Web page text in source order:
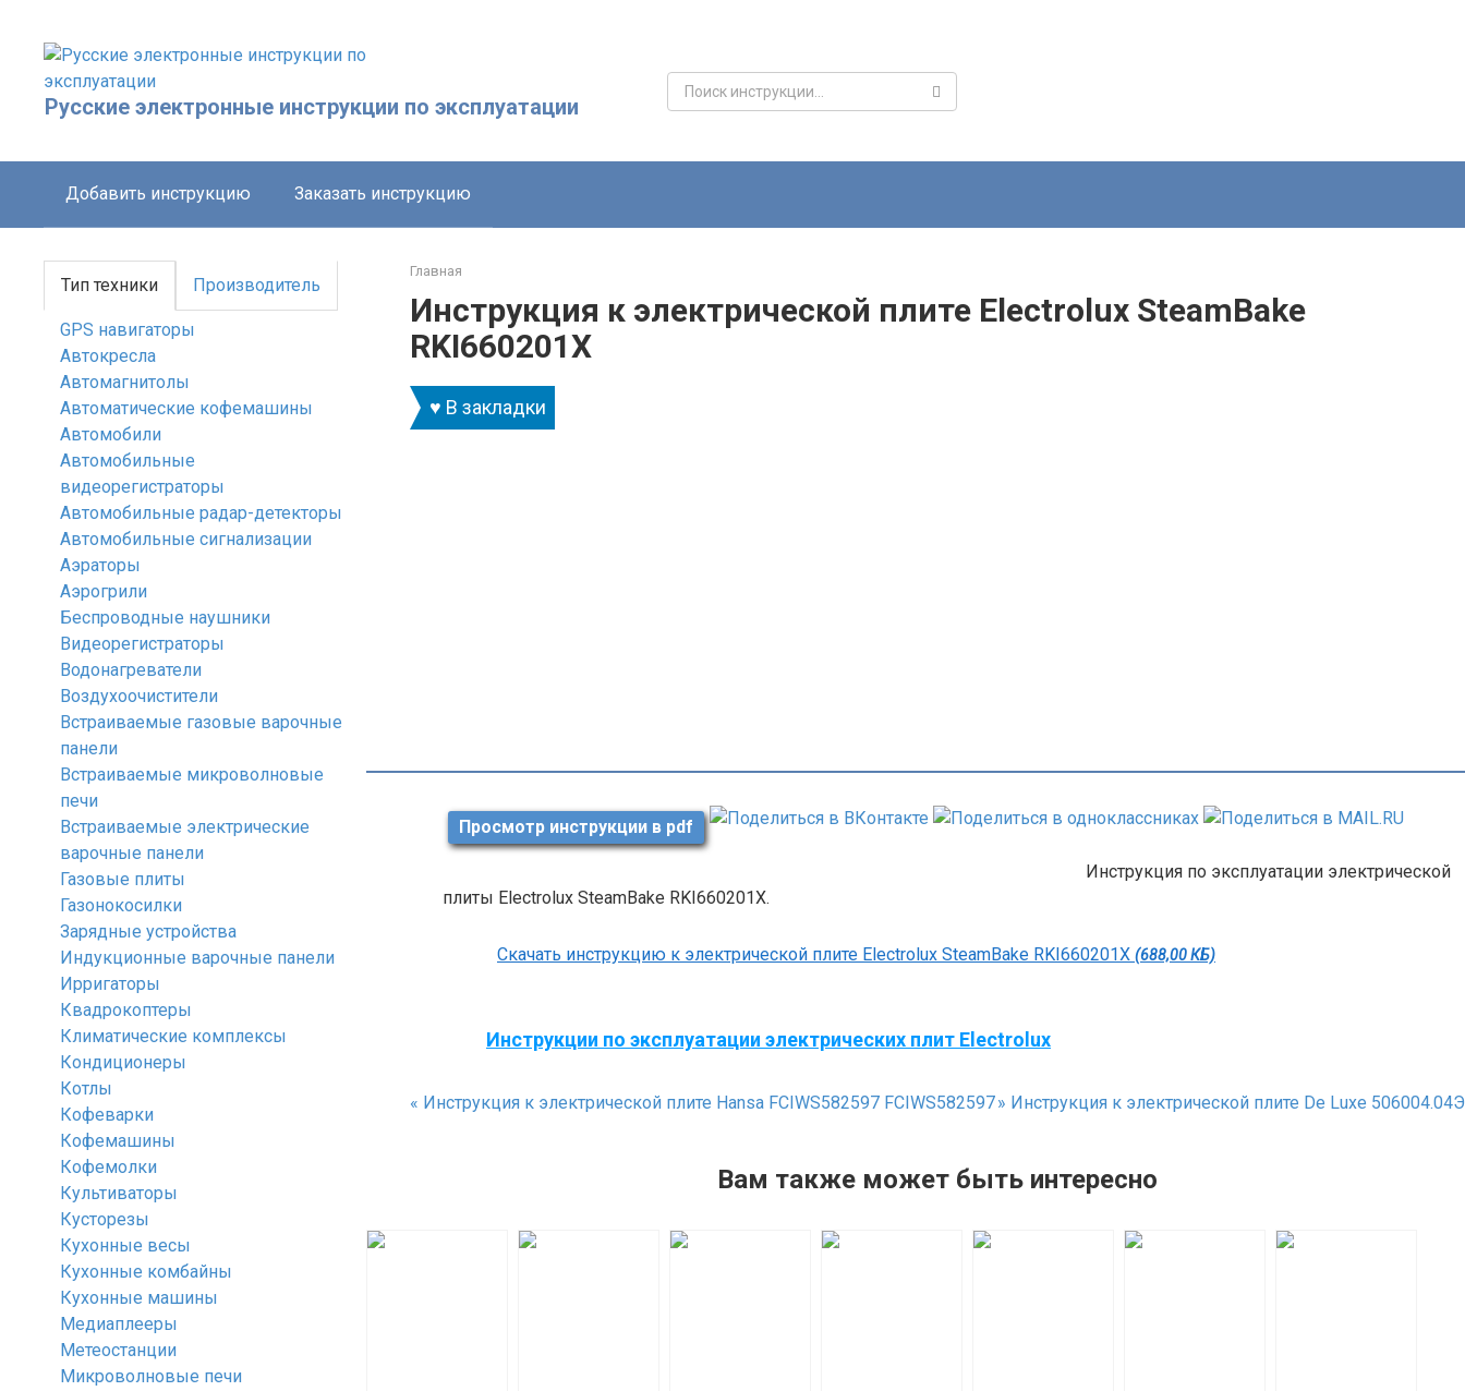
контенту
Русские электронные инструкции по эксплуатации
Поиск:
Добавить инструкцию Заказать инструкцию
Главная
Инструкция к электрической плите Electrolux SteamBake
RKI660201X
♥ В закладки
Просмотр инструкции в pdf
Инструкция по эксплуатации электрической
плиты Electrolux SteamBake RKI660201X.
Скачать инструкцию к электрической плите Electrolux SteamBake RKI660201X (688,00 КБ)
Инструкции по эксплуатации электрических плит Electrolux
« Инструкция к электрической плите Hansa FCIWS582597 FCIWS582597» Инструкция к электрической плите De Luxe 506004.04Э
Вам также может быть интересно
Тип техники Производитель
GPS навигаторы
Автокресла
Автомагнитолы
Автоматические кофемашины
Автомобили
Автомобильные
видеорегистраторы
Автомобильные радар-детекторы
Автомобильные сигнализации
Аэраторы
Аэрогрили
Беспроводные наушники
Видеорегистраторы
Водонагреватели
Воздухоочистители
Встраиваемые газовые варочные
панели
Встраиваемые микроволновые
печи
Встраиваемые электрические
варочные панели
Газовые плиты
Газонокосилки
Зарядные устройства
Индукционные варочные панели
Ирригаторы
Квадрокоптеры
Климатические комплексы
Кондиционеры
Котлы
Кофеварки
Кофемашины
Кофемолки
Культиваторы
Кусторезы
Кухонные весы
Кухонные комбайны
Кухонные машины
Медиаплееры
Метеостанции
Микроволновые печи